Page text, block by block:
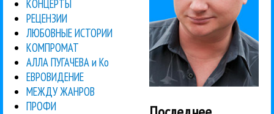
КОНЦЕРТЫ
РЕЦЕНЗИИ
ЛЮБОВНЫЕ ИСТОРИИ
КОМПРОМАТ
АЛЛА ПУГАЧЕВА и Ко
ЕВРОВИДЕНИЕ
МЕЖДУ ЖАНРОВ
ПРОФИ